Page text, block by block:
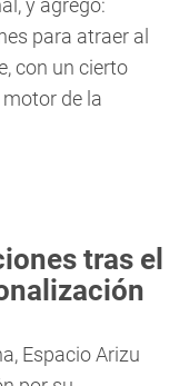
y agregó:
para atraer al
con un cierto
de la
tras el
Espacio Arizu